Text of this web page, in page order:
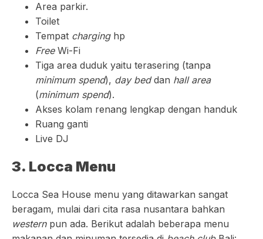
Area parkir.
Toilet
Tempat charginghp
FreeWi-Fi
Tiga area duduk yaitu terasering (tanpa
minimum spend), day beddan hall area
(minimum spend).
Akses kolam renang lengkap dengan handuk
Ruang ganti
Live DJ
3. Locca Menu
Locca Sea House menu yang ditawarkan sangat
beragam, mulai dari cita rasa nusantara bahkan
western pun ada. Berikut adalah beberapa menu